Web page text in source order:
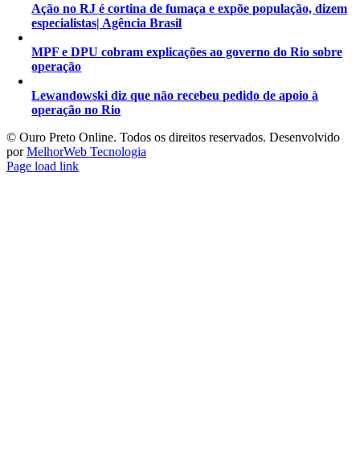
Ação no RJ é cortina de fumaça e expõe população, dizem
especialistas| Agência Brasil
MPF e DPU cobram explicações ao governo do Rio sobre
operação
Lewandowski diz que não recebeu pedido de apoio à
operação no Rio
©️ Ouro Preto Online. Todos os direitos reservados. Desenvolvido
porMelhorWeb Tecnologia
Page load link